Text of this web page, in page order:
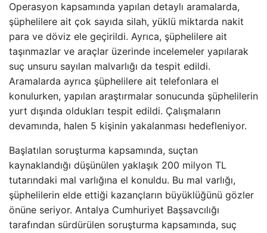
Operasyon kapsamında yapılan detaylı aramalarda,
şüphelilere ait çok sayıda silah, yüklü miktarda nakit
para ve döviz ele geçirildi. Ayrıca, şüphelilere ait
taşınmazlar ve araçlar üzerinde incelemeler yapılarak
suç unsuru sayılan malvarlığı da tespit edildi.
Aramalarda ayrıca şüphelilere ait telefonlara el
konulurken, yapılan araştırmalar sonucunda şüphelilerin
yurt dışında oldukları tespit edildi. Çalışmaların
devamında, halen 5 kişinin yakalanması hedefleniyor.
Başlatılan soruşturma kapsamında, suçtan
kaynaklandığı düşünülen yaklaşık 200 milyon TL
tutarındaki mal varlığına el konuldu. Bu mal varlığı,
şüphelilerin elde ettiği kazançların büyüklüğünü gözler
önüne seriyor. Antalya Cumhuriyet Başsavcılığı
tarafından sürdürülen soruşturma kapsamında, suç